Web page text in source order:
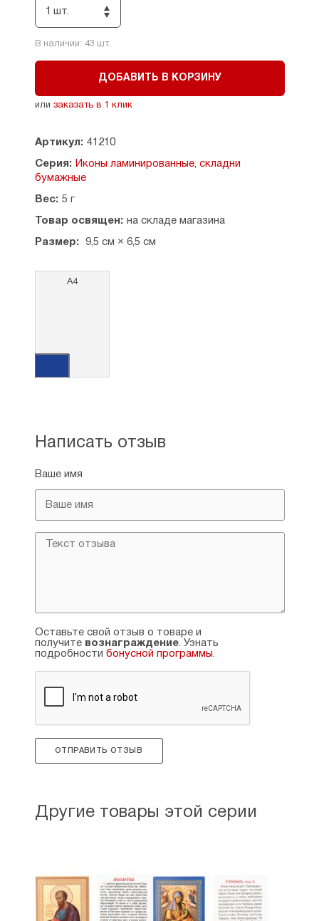
1 шт.
В наличии: 43 шт.
ДОБАВИТЬ В КОРЗИНУ
или заказать в 1 клик
Артикул: 41210
Серия: Иконы ламинированные, складни
бумажные
Вес: 5 г
Товар освящен: на складе магазина
Размер: 9,5 см × 6,5 см
А4
Написать отзыв
Ваше имя
Оставьте свой отзыв о товаре и
получите вознаграждение. Узнать
подробности бонусной программы.
ОТПРАВИТЬ ОТЗЫВ
Другие товары этой серии